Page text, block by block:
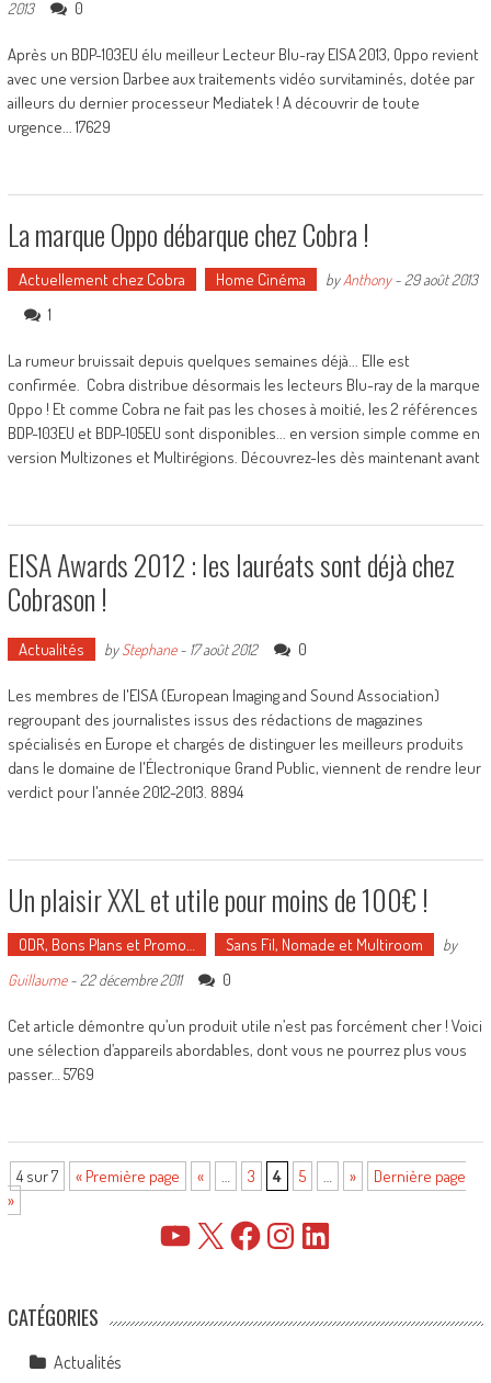
2013
0
Après un BDP-103EU élu meilleur Lecteur Blu-ray EISA 2013, Oppo revient
avec une version Darbee aux traitements vidéo survitaminés, dotée par
ailleurs du dernier processeur Mediatek ! A découvrir de toute
urgence... 17629
La marque Oppo débarque chez Cobra !
Actuellement chez Cobra Home Cinéma byAnthony- 29 août 2013
1
La rumeur bruissait depuis quelques semaines déjà... Elle est
confirmée. Cobra distribue désormais les lecteurs Blu-ray de la marque
Oppo ! Et comme Cobra ne fait pas les choses à moitié, les 2 références
BDP-103EU et BDP-105EU sont disponibles... en version simple comme en
version Multizones et Multirégions. Découvrez-les dès maintenant avant
EISA Awards 2012 : les lauréats sont déjà chez
Cobrason !
Actualités byStephane- 17 août 2012 0
Les membres de l'EISA (European Imaging and Sound Association)
regroupant des journalistes issus des rédactions de magazines
spécialisés en Europe et chargés de distinguer les meilleurs produits
dans le domaine de l'Électronique Grand Public, viennent de rendre leur
verdict pour l'année 2012-2013. 8894
Un plaisir XXL et utile pour moins de 100€ !
ODR, Bons Plans et Promo… Sans Fil, Nomade et Multiroom
by
Guillaume- 22 décembre 2011 0
Cet article démontre qu’un produit utile n’est pas forcément cher ! Voici
une sélection d’appareils abordables, dont vous ne pourrez plus vous
passer… 5769
4 sur 7 « Première page « 3 4 5 »
Dernière page
»
YouTube FacebookInstagramLinkedIn
CATÉGORIES
Actualités